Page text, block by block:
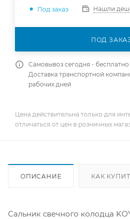
Под заказ Нашли
ПОД
Самовывоз сегодня - бесплатно
Доставка транспортной
рабочих дней
Цена действительна только для
отличаться от цен в розничных
ОПИСАНИЕ КАК
Сальник свечного колодца